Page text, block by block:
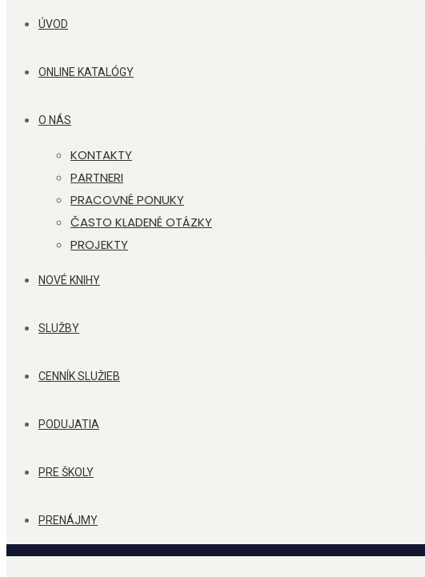
ÚVOD
ONLINE KATALÓGY
O NÁS
KONTAKTY
PARTNERI
PRACOVNÉ PONUKY
ČASTO KLADENÉ OTÁZKY
PROJEKTY
NOVÉ KNIHY
SLUŽBY
CENNÍK SLUŽIEB
PODUJATIA
PRE ŠKOLY
PRENÁJMY